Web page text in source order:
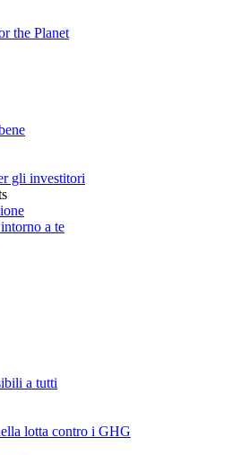
the Planet
gli investitori
a te
a tutti
lotta contro i GHG